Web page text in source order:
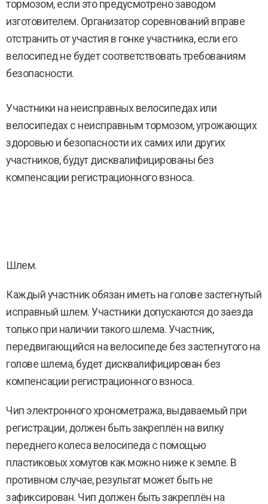
тормозом, если это предусмотрено заводом
изготовителем. Организатор соревнований вправе
отстранить от участия в гонке участника, если его
велосипед не будет соответствовать требованиям
безопасности.
Участники на неисправных велосипедах или
велосипедах с неисправным тормозом, угрожающих
здоровью и безопасности их самих или других
участников, будут дисквалифицированы без
компенсации регистрационного взноса.
Шлем.
Каждый участник обязан иметь на голове застегнутый
исправный шлем. Участники допускаются до заезда
только при наличии такого шлема. Участник,
передвигающийся на велосипеде без застегнутого на
голове шлема, будет дисквалифицирован без
компенсации регистрационного взноса.
Чип электронного хронометража, выдаваемый при
регистрации, должен быть закреплён на вилку
переднего колеса велосипеда с помощью
пластиковых хомутов как можно ниже к земле. В
противном случае, результат может быть не
зафиксирован. Чип должен быть закреплён на